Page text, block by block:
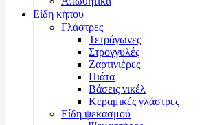
Είδη κήπου
Γλάστρες
Τετράγωνες
Στρογγυλές
Ζαρτινιέρες
Πιάτα
Βάσεις νικέλ
Κεραμικές γλάστρες
Είδη ψεκασμού